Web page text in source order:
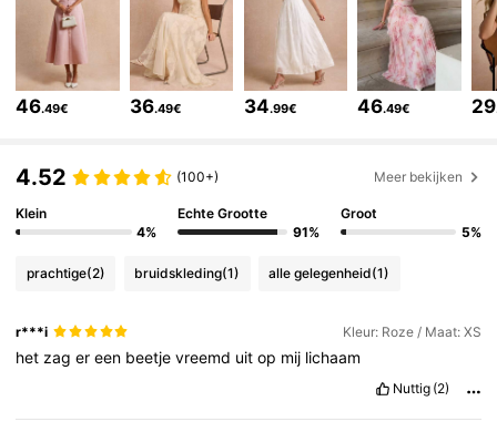
4.75 1.3M Volgers
4.75 1.3M Volgers
1.3M Volgers
4.75 1.3M Volgers
46.49€ 36.49€ 34.99€ 46.49€ 29
4.52 (100+) Meer bekijken
Klein
4%
Echte Grootte
91%
Groot
5%
prachtige(2) bruidskleding(1) alle gelegenheid(1)
r***i Kleur: Roze / Maat: XS
het zagereen beetjevreemd uitop mij lichaam
Nuttig (2)